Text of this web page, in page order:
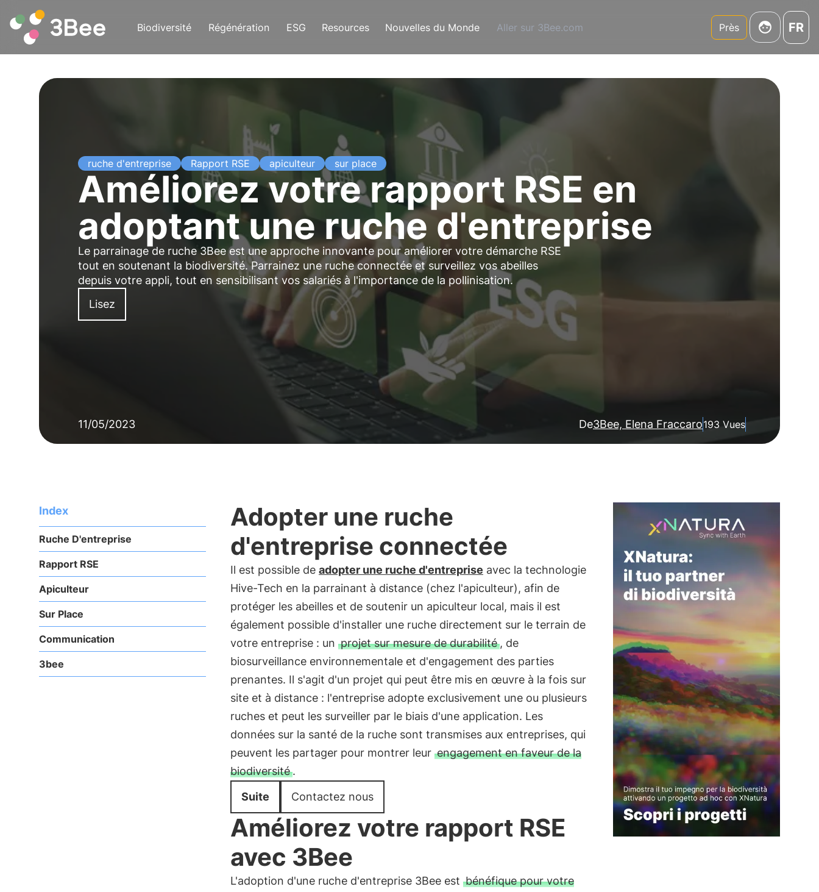
Biodiversité Régénération ESG Resources Nouvelles du Monde Aller sur 3Bee.com Près FR
ruche d'entreprise Rapport RSE apiculteur sur place
Améliorez votre rapport RSE en
adoptant une ruche d'entreprise
Le parrainage de ruche 3Bee est une approche innovante pour améliorer votre démarche RSE
tout en soutenant la biodiversité. Parrainez une ruche connectée et surveillez vos abeilles
depuis votre appli, tout en sensibilisant vos salariés à l'importance de la pollinisation.
Lisez
11/05/2023 De3Bee, Elena Fraccaro193 Vues
Index
Ruche D'entreprise
Rapport RSE
Apiculteur
Sur Place
Communication
3bee
Adopter une ruche
d'entreprise connectée
Il est possible de adopter une ruche d'entreprise avec la technologie
Hive-Tech en la parrainant à distance (chez l'apiculteur), afin de
protéger les abeilles et de soutenir un apiculteur local, mais il est
également possible d'installer une ruche directement sur le terrain de
votre entreprise : un projet sur mesure de durabilité, de
biosurveillance environnementale et d'engagement des parties
prenantes. Il s'agit d'un projet qui peut être mis en œuvre à la fois sur
site et à distance : l'entreprise adopte exclusivement une ou plusieurs
ruches et peut les surveiller par le biais d'une application. Les
données sur la santé de la ruche sont transmises aux entreprises, qui
peuvent les partager pour montrer leur engagement en faveur de la
biodiversité.
Suite
Contactez nous
Améliorez votre rapport RSE
avec 3Bee
L'adoption d'une ruche d'entreprise 3Bee est bénéfique pour votre